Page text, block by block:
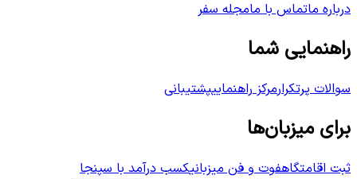
درباره ماتماس با مامجله سفر
راهنمایی شما
سوالات پرتکرارمرکز راهنماییپشتیبانی
برای میزبان‌ها
ثبت اقامتگاهفوت و فن میزبانیکسب درآمد با سپنجا